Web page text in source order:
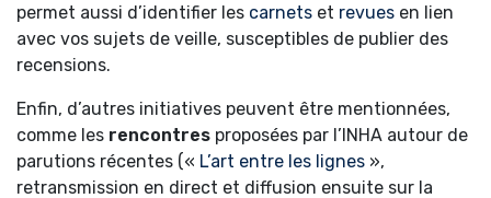
permet aussi d’identifier les carnets et revues en lien
avec vos sujets de veille, susceptibles de publier des
recensions.
Enfin, d’autres initiatives peuvent être mentionnées,
comme les rencontres proposées par l’INHA autour de
parutions récentes (« L’art entre les lignes »,
retransmission en direct et diffusion ensuite sur la